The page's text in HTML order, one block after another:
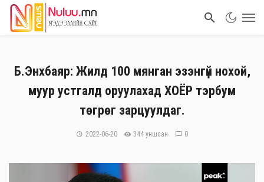
Б.Энхбаяр: Жилд 100 мянган эзэнгүй нохой,
муур устгалд оруулахад ХОЁР тэрбум
төгрөг зарцуулдаг.
2022-06-20 344 уншсан 0